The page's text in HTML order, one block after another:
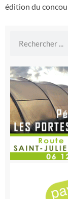
édition du